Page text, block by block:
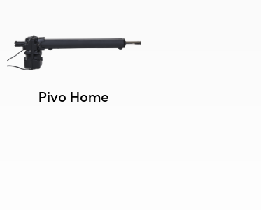
Pivo Home